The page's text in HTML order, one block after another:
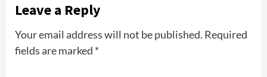
Leave a Reply
Your email address will not be published. Required
fields are marked *